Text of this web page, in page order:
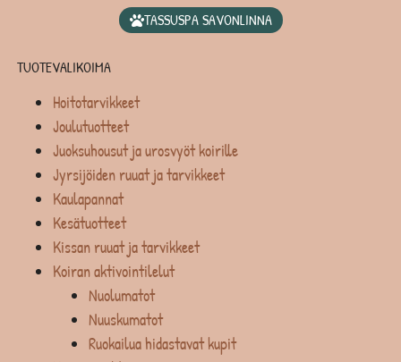
TASSUSPA SAVONLINNA
TUOTEVALIKOIMA
Hoitotarvikkeet
Joulutuotteet
Juoksuhousut ja urosvyöt koirille
Jyrsijöiden ruuat ja tarvikkeet
Kaulapannat
Kesätuotteet
Kissan ruuat ja tarvikkeet
Koiran aktivointilelut
Nuolumatot
Nuuskumatot
Ruokailua hidastavat kupit